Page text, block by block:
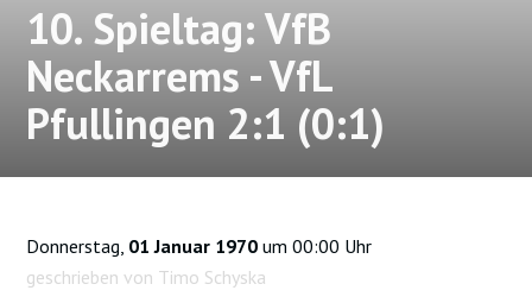
10. Spieltag: VfB
Neckarrems - VfL
Pfullingen 2:1 (0:1)
Donnerstag, 01 Januar 1970 um 00:00 Uhr
geschrieben von Timo Schyska